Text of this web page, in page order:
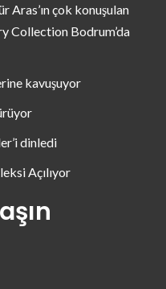
Aras’ın çok konuşulan
Collection Bodrum’da
kavuşuyor
dinledi
Açılıyor